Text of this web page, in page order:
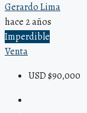
Gerardo Lima
hace 2 años
Imperdible
Venta
USD $90,000